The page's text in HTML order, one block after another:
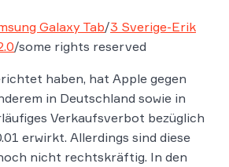
Galaxy Tab/3 Sverige-Erik
/some rights reserved
haben, hat Apple gegen
in Deutschland sowie in
Verkaufsverbot bezüglich
erwirkt. Allerdings sind diese
nicht rechtskräftig. In den